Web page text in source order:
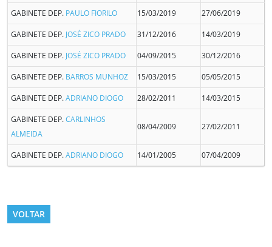
GABINETE DEP. PAULO FIORILO 15/03/2019 27/06/2019
GABINETE DEP. JOSÉ ZICO PRADO 31/12/2016 14/03/2019
GABINETE DEP. JOSÉ ZICO PRADO 04/09/2015 30/12/2016
GABINETE DEP. BARROS MUNHOZ 15/03/2015 05/05/2015
GABINETE DEP.ADRIANO DIOGO 28/02/2011 14/03/2015
GABINETE DEP.CARLINHOS
ALMEIDA
08/04/2009 27/02/2011
GABINETE DEP.ADRIANO DIOGO 14/01/2005 07/04/2009
VOLTAR